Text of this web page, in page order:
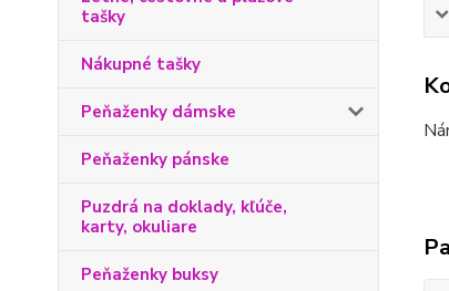
tašky
Nákupné tašky
Peňaženky dámske
Peňaženky pánske
Puzdrá na doklady, kľúče,
karty, okuliare
Peňaženky buksy